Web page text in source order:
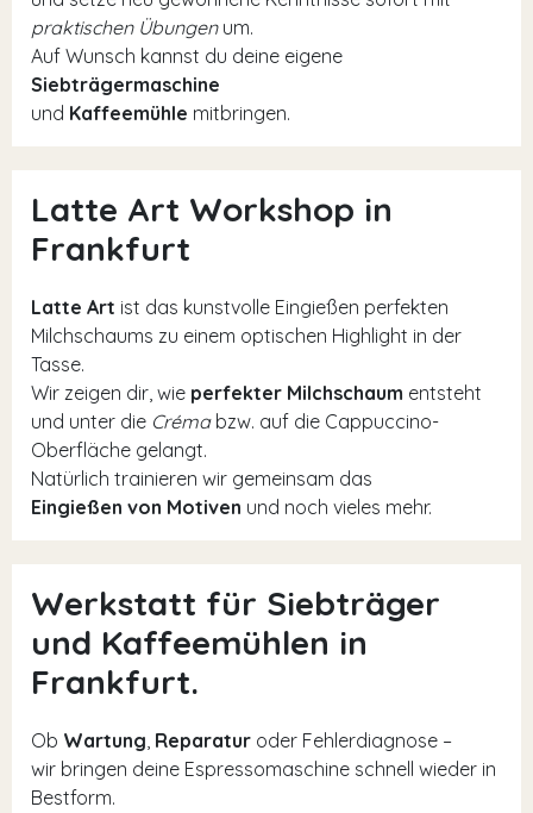
praktischen Übungenum.
Auf Wunsch kannst du deine eigene
Siebträgermaschine
und Kaffeemühle mitbringen.
Latte Art Workshop in
Frankfurt
Latte Art ist das kunstvolle Eingießen perfekten
Milchschaums zu einem optischen Highlight in der
Tasse.
Wir zeigen dir, wie perfekter Milchschaum entsteht
und unter die Crémabzw. auf die Cappuccino-
Oberfläche gelangt.
Natürlich trainieren wir gemeinsam das
Eingießen von Motiven und noch vieles mehr.
Werkstatt für Siebträger
und Kaffeemühlen in
Frankfurt.
Ob Wartung, Reparatur oder Fehlerdiagnose –
wir bringen deine Espressomaschine schnell wieder in
Bestform.